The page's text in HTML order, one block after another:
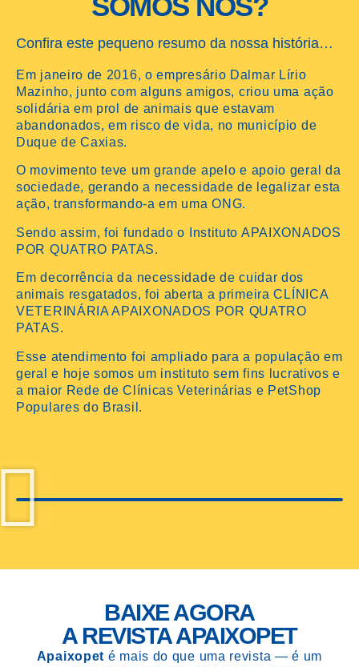
Confira este pequeno resumo da nossa história…
Em janeiro de 2016, o empresário Dalmar Lírio
Mazinho, junto com alguns amigos, criou uma ação
solidária em prol de animais que estavam
abandonados, em risco de vida, no município de
Duque de Caxias.
O movimento teve um grande apelo e apoio geral da
sociedade, gerando a necessidade de legalizar esta
ação, transformando-a em uma ONG.
Sendo assim, foi fundado o Instituto APAIXONADOS
POR QUATRO PATAS.
Em decorrência da necessidade de cuidar dos
animais resgatados, foi aberta a primeira CLÍNICA
VETERINÁRIA APAIXONADOS POR QUATRO
PATAS.
Esse atendimento foi ampliado para a população em
geral e hoje somos um instituto sem fins lucrativos e
a maior Rede de Clínicas Veterinárias e PetShop
Populares do Brasil.
BAIXE AGORA
A REVISTA APAIXOPET
Apaixopet é mais do que uma revista — é um